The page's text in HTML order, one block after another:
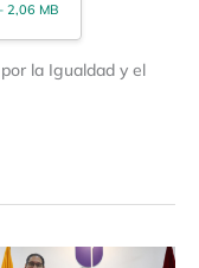
2,06 MB
la Igualdad y el